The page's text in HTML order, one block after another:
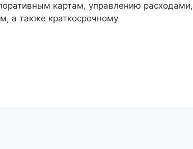
картам, управлению расходами,
а также краткосрочному